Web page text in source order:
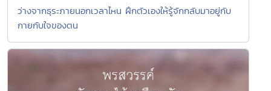
ว่างจากธุระภายนอกเวลาไหน ฝึกตัวเองให้รู้จักกลับมาอยู่กับ
กายกับใจของตน